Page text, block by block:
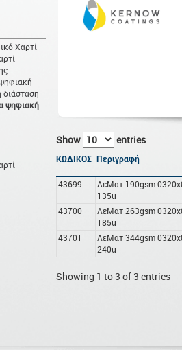
Χαρτί
ψηφιακή
Show entries
ΚΩΔΙΚΟΣ Περιγραφή
43699
ΛεΜατ 190gsm
135u
43700
ΛεΜατ 263gsm
185u
43701
ΛεΜατ 344gsm
240u
Showing 1 to 3 of 3 entries